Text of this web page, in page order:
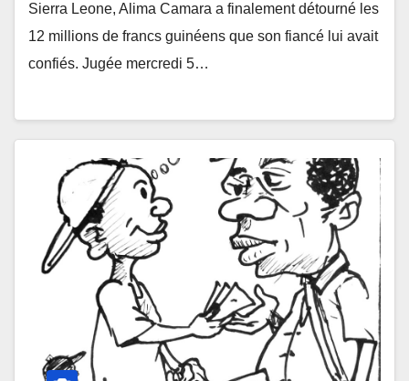
Sierra Leone, Alima Camara a finalement détourné les
12 millions de francs guinéens que son fiancé lui avait
confiés. Jugée mercredi 5…